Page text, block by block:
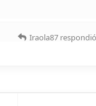
Iraola87